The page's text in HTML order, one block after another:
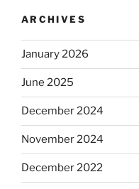
ARCHIVES
January 2026
June 2025
December 2024
November 2024
December 2022